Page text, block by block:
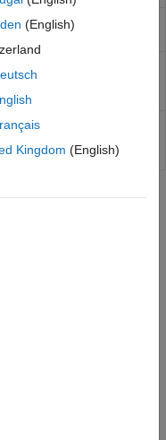
generic .NET dictionary
Callable Wrapper (COM
.NET object representing
into .NET types.
(English)
Kingdom (English)